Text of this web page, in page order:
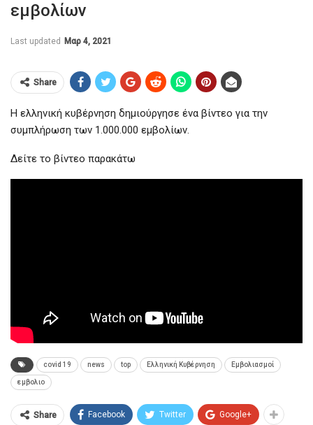
εμβολίων
Last updated Μαρ 4, 2021
Share
Η ελληνική κυβέρνηση δημιούργησε ένα βίντεο για την
συμπλήρωση των 1.000.000 εμβολίων.
Δείτε το βίντεο παρακάτω
covid 19 news top Ελληνική Κυβέρνηση Εμβολιασμοί
εμβολιο
Share Facebook Twitter Google+